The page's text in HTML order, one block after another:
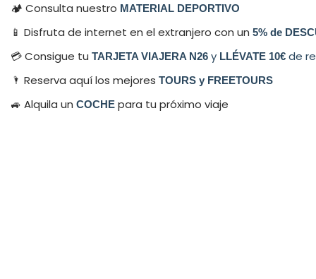
🏕 Consulta nuestro MATERIAL DEPORTIVO
📱 Disfruta de internet en el extranjero con un 5% de
💳​ Consigue tu TARJETA VIAJERA N26 y LLÉVATE 10€ de
🌂 Reserva aquí los mejores TOURS y FREETOURS
🚙 Alquila un COCHE para tu próximo viaje